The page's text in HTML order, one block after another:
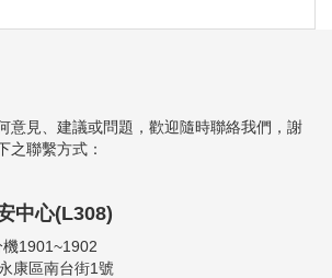
意見、建議或問題，歡迎隨時聯絡我們，謝
之聯繫方式：
中心(L308)
1901~1902
康區南台街1號